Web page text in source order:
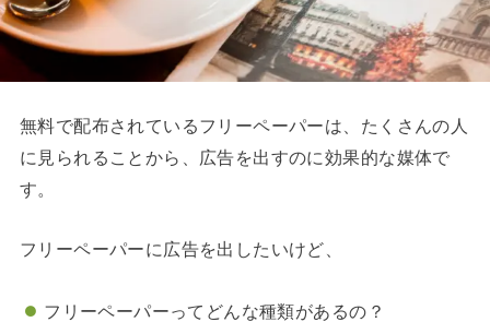
無料で配布されているフリーペーパーは、たくさんの人
に見られることから、広告を出すのに効果的な媒体で
す。
フリーペーパーに広告を出したいけど、
フリーペーパーってどんな種類があるの？